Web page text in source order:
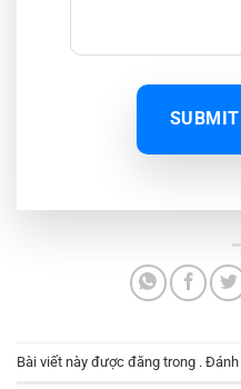
SUBMIT
Bài viết này được đăng trong .